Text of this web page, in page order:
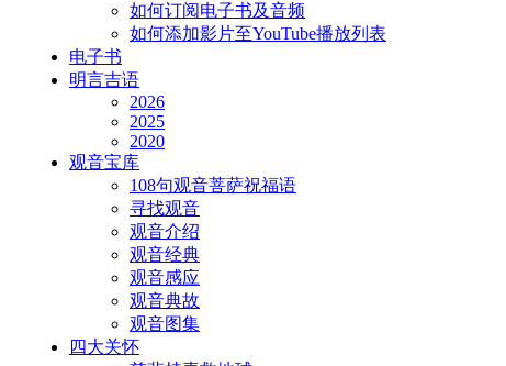
如何订阅电子书及音频
如何添加影片至YouTube播放列表
电子书
明言吉语
2026
2025
2020
观音宝库
108句观音菩萨祝福语
寻找观音
观音介绍
观音经典
观音感应
观音典故
观音图集
四大关怀